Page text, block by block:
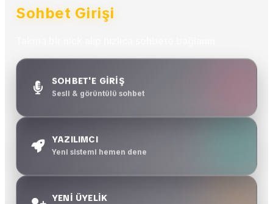
Sohbet Girişi
SOHBET'E GİRİŞ
Sesli & görüntülü sohbet
YAZILIMCI
Yeni sistemi hemen dene
YENİ ÜYELİK